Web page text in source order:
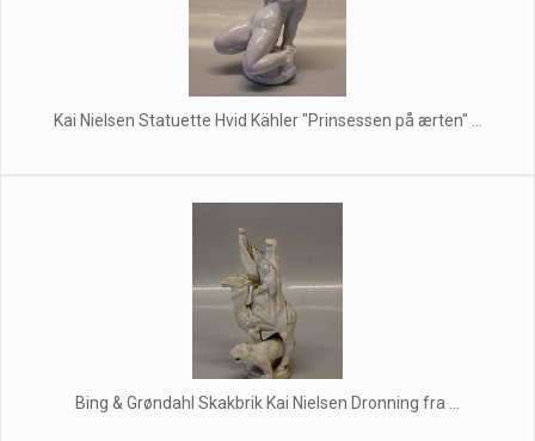
Kai Nielsen Statuette Hvid Kähler "Prinsessen på ærten" ...
Bing & Grøndahl Skakbrik Kai Nielsen Dronning fra ...